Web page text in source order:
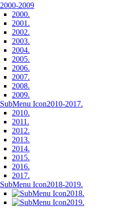
2000-2009
2000.
2001.
2002.
2003.
2004.
2005.
2006.
2007.
2008.
2009.
2010-2017.
2010.
2011.
2012.
2013.
2014.
2015.
2016.
2017.
2018-2019.
2018.
2019.